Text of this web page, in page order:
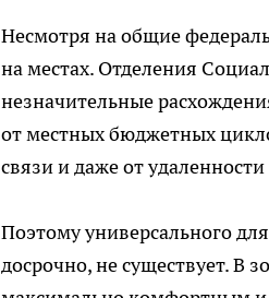
Несмотря на общие
на местах. Отделения
незначительные
от местных бюджетных
связи и даже от
Поэтому универсального
досрочно, не существует. В